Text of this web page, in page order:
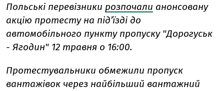
Польські перевізники розпочали анонсовану
акцію протесту на під’їзді до
автомобільного пункту пропуску "Дорогуськ
- Ягодин" 12 травня о 16:00.
Протестувальники обмежили пропуск
вантажівок через найбільший вантажний